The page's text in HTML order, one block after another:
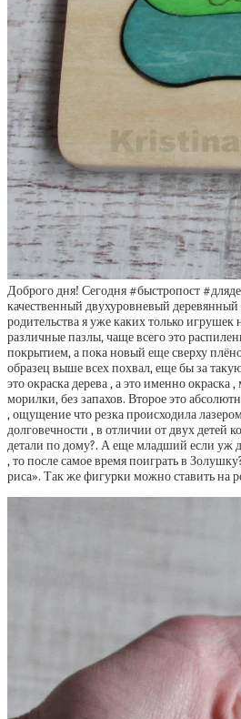
Доброго дня! Сегодня #быстропост
качественный двухуровневый деревянный
родительства я уже каких только игрушек
различные пазлы, чаще всего это
покрытием, а пока новый еще сверху
образец выше всех похвал, еще бы за
это окраска дерева , а это именно окраска
морилки, без запахов. Второе это
, ощущение что резка происходила
долговечности , в отличии от двух детей
детали по дому?. А еще младший если уж
, то после самое время поиграть в
риса». Так же фигурки можно ставить на